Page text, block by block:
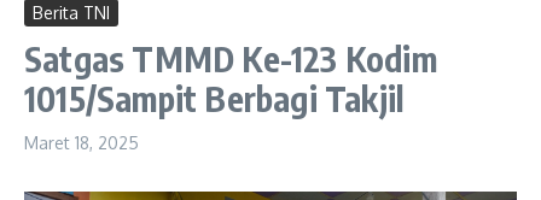
Berita TNI
Satgas TMMD Ke-123 Kodim
1015/Sampit Berbagi Takjil
Maret 18, 2025